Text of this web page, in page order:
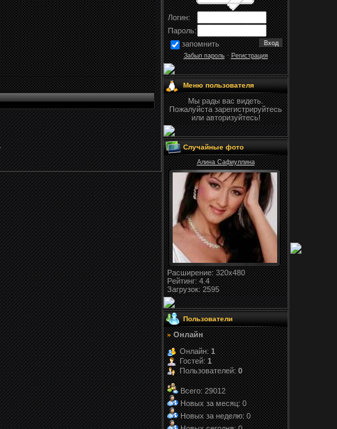
Логин:
Пароль:
запомнить
Забыл пароль·Регистрация
Меню пользователя
Мы рады вас видеть.
Пожалуйста зарегистрируйтесь
или авторизуйтесь!
Случайные фото
Алина Сафиуллина
Расширение: 320x480
Рейтинг:4.4
Загрузок: 2595
Пользователи
» Онлайн
Онлайн:1
Гостей:1
Пользователей:0
Всего: 29012
Новых за месяц: 0
Новых за неделю: 0